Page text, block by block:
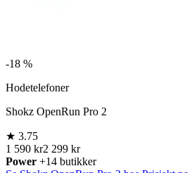
-18 %
Hodetelefoner
Shokz OpenRun Pro 2
★ 3.75
1 590 kr2 299 kr
Power +14 butikker